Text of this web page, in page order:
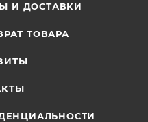
И ДОСТАВКИ
ТОВАРА